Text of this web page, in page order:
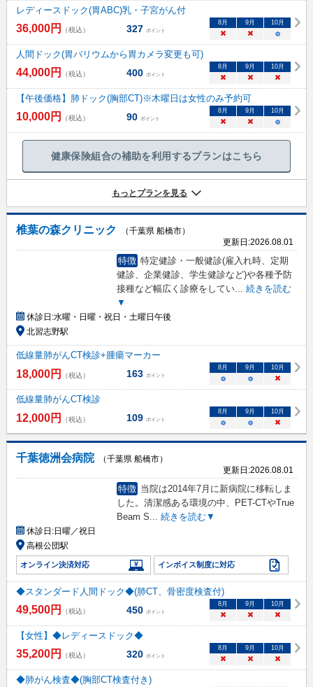
レディースドック(胃ABC)乳・子宮がん付
36,000円 （税込） 327 ポイント
8 月 9 月 10月
× × ○
人間ドック(胃バリウムから胃カメラ変更も可)
44,000円 （税込） 400 ポイント
8 月 9 月 10月
× × ×
【午後価格】肺ドック(胸部CT)※木曜日は女性のみ予約可
10,000円 （税込） 90 ポイント
8 月 9 月 10月
× × ○
健康保険組合の補助を利用するプランはこちら
もっとプランを見る
椎葉の森クリニック
（千葉県 船橋市）
更新日:2026.08.01
特徴 特定健診・一般健診(雇入れ時、定期
健診、企業健診、学生健診など)や各種予防
接種など幅広く診療をしてい... 続きを読む
▼
休診日:水曜・日曜・祝日・土曜日午後
北習志野駅
低線量肺がんCT検診+腫瘍マーカー
18,000円 （税込） 163 ポイント
8月 9月 10月
○ ○ ×
低線量肺がんCT検診
12,000円 （税込） 109 ポイント
8月 9月 10月
○ ○ ×
千葉徳洲会病院
（千葉県 船橋市）
更新日:2026.08.01
特徴 当院は2014年7月に新病院に移転しま
した。清潔感ある環境の中、PET-CTやTrue
Beam S
続きを読む▼
休診日:日曜／祝日
高根公団駅
オンライン決済対応 インボイス制度に対応
◆スタンダード人間ドック◆(肺CT、骨密度検査付)
49,500円 （税込） 450 ポイント
8 月 9 月 10月
× × ×
【女性】◆レディースドック◆
35,200円 （税込） 320 ポイント
8 月 9 月 10月
× × ×
◆肺がん検査◆(胸部CT検査付き)